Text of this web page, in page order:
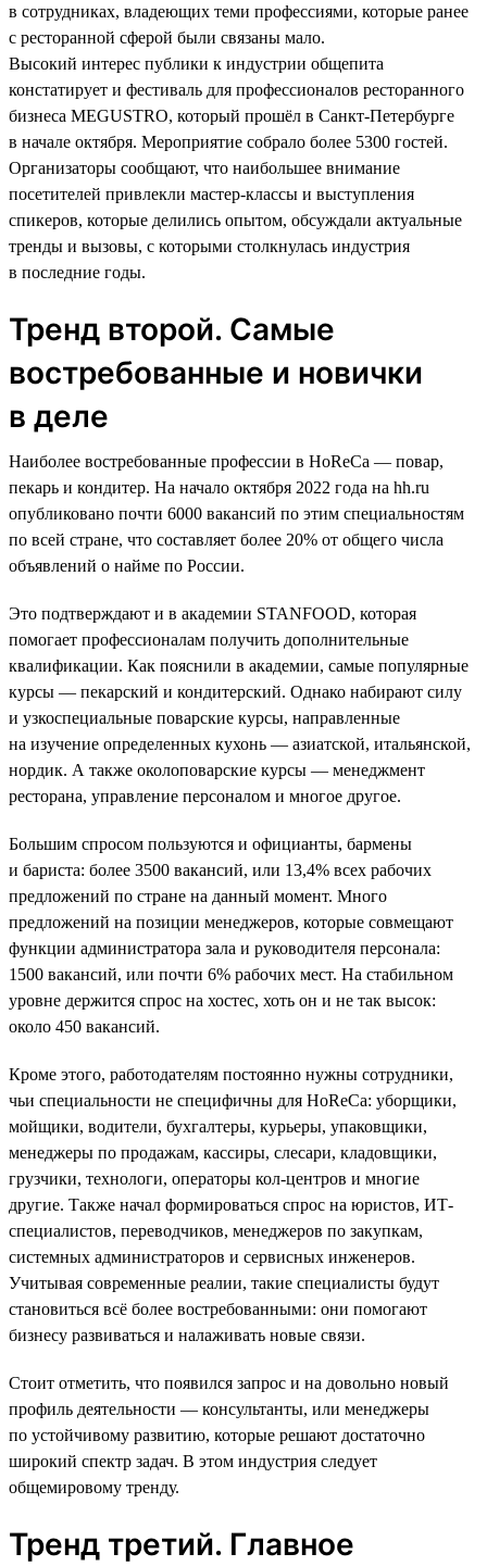
в сотрудниках, владеющих теми профессиями, которые ранее
с ресторанной сферой были связаны мало.
Высокий интерес публики к индустрии общепита
констатирует и фестиваль для профессионалов ресторанного
бизнеса MEGUSTRO, который прошёл в Санкт-Петербурге
в начале октября. Мероприятие собрало более 5300 гостей.
Организаторы сообщают, что наибольшее внимание
посетителей привлекли мастер-классы и выступления
спикеров, которые делились опытом, обсуждали актуальные
тренды и вызовы, с которыми столкнулась индустрия
в последние годы.
Тренд второй. Самые
востребованные и новички
в деле
Наиболее востребованные профессии в HoReCa — повар,
пекарь и кондитер. На начало октября 2022 года на hh.ru
опубликовано почти 6000 вакансий по этим специальностям
по всей стране, что составляет более 20% от общего числа
объявлений о найме по России.
Это подтверждают и в академии STANFOOD, которая
помогает профессионалам получить дополнительные
квалификации. Как пояснили в академии, самые популярные
курсы — пекарский и кондитерский. Однако набирают силу
и узкоспециальные поварские курсы, направленные
на изучение определенных кухонь — азиатской, итальянской,
нордик. А также околоповарские курсы — менеджмент
ресторана, управление персоналом и многое другое.
Большим спросом пользуются и официанты, бармены
и бариста: более 3500 вакансий, или 13,4% всех рабочих
предложений по стране на данный момент. Много
предложений на позиции менеджеров, которые совмещают
функции администратора зала и руководителя персонала:
1500 вакансий, или почти 6% рабочих мест. На стабильном
уровне держится спрос на хостес, хоть он и не так высок:
около 450 вакансий.
Кроме этого, работодателям постоянно нужны сотрудники,
чьи специальности не специфичны для HoReCa: уборщики,
мойщики, водители, бухгалтеры, курьеры, упаковщики,
менеджеры по продажам, кассиры, слесари, кладовщики,
грузчики, технологи, операторы кол-центров и многие
другие. Также начал формироваться спрос на юристов, ИТ-
специалистов, переводчиков, менеджеров по закупкам,
системных администраторов и сервисных инженеров.
Учитывая современные реалии, такие специалисты будут
становиться всё более востребованными: они помогают
бизнесу развиваться и налаживать новые связи.
Стоит отметить, что появился запрос и на довольно новый
профиль деятельности — консультанты, или менеджеры
по устойчивому развитию, которые решают достаточно
широкий спектр задач. В этом индустрия следует
общемировому тренду.
Тренд третий. Главное